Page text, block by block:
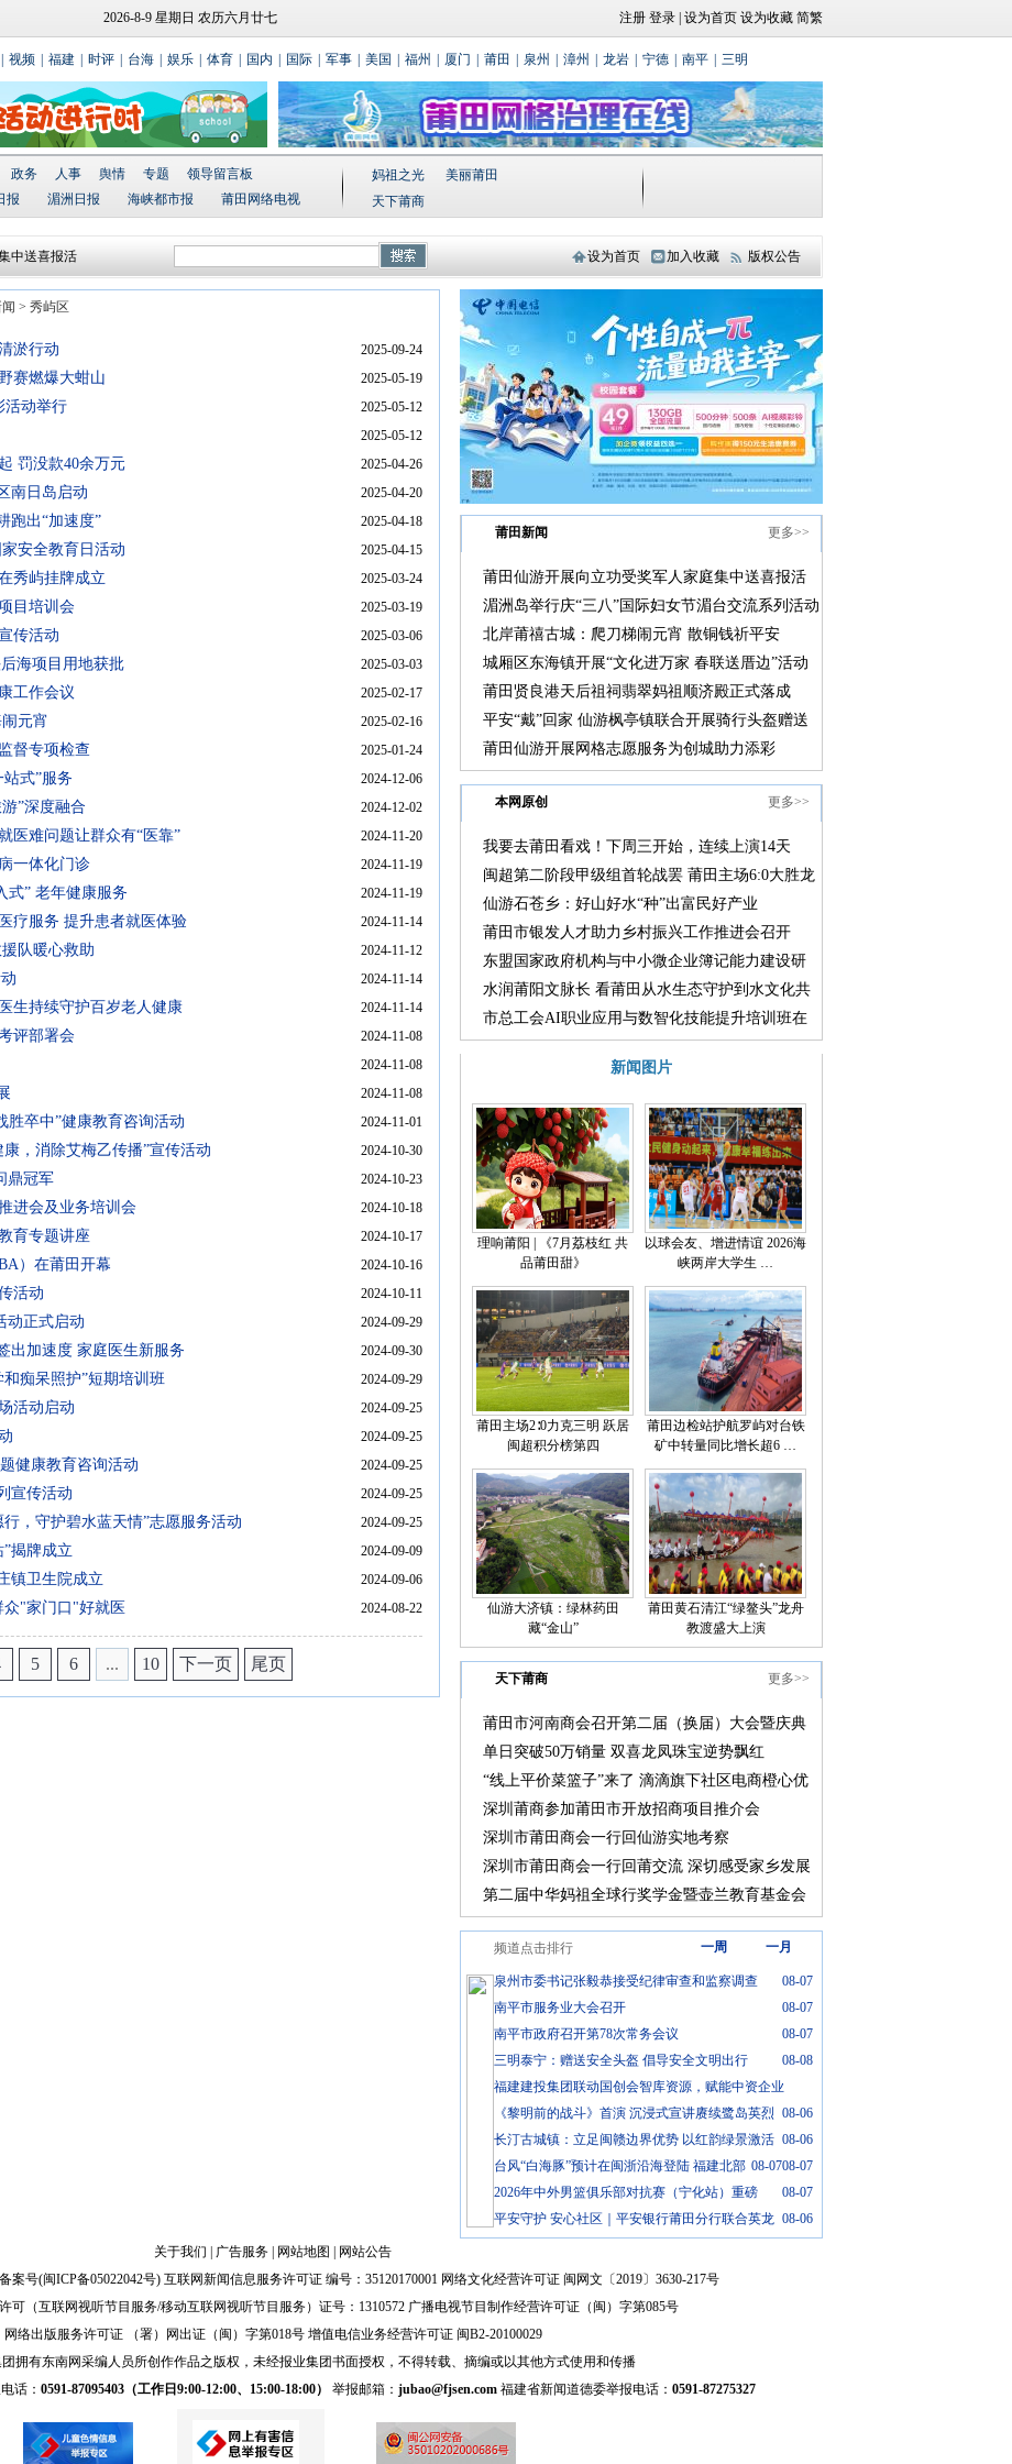
2026-8-9 星期日 农历六月廿七 注册 登录 设为首页 设为收藏 简繁
视频 福建 时评 台海 娱乐 体育 国内 国际 军事 美国 福州 厦门 莆田 泉州 漳州 龙岩 宁德 南平 三明
政务 人事 舆情 专题
领导留言板
报
湄洲日报 海峡都市报 莆田网络电视
妈祖之光
美丽莆田
天下莆商
交流系列活
祈平安
厝边”活动
正式落成
版权公告
加入收藏
设为首页
> 秀屿区
2025-09-24
淤行动
2025-05-19
赛燃爆大蚶山
2025-05-12
活动举行
2025-05-12
2025-04-26
罚没款40余万元
2025-04-20
南日岛启动
2025-04-18
跑出“加速度”
2025-04-15
安全教育日活动
2025-03-24
秀屿挂牌成立
2025-03-19
目培训会
2025-03-06
传活动
2025-03-03
海项目用地获批
2025-02-17
工作会议
2025-02-16
元宵
2025-01-24
督专项检查
2024-12-06
式”服务
2024-12-02
”深度融合
2024-11-20
医难问题让群众有“医靠”
2024-11-19
一体化门诊
2024-11-19
式” 老年健康服务
2024-11-14
疗服务 提升患者就医体验
2024-11-12
队暖心救助
2024-11-14
2024-11-14
生持续守护百岁老人健康
2024-11-08
评部署会
2024-11-08
2024-11-08
2024-11-01
胜卒中”健康教育咨询活动
2024-10-30
，消除艾梅乙传播”宣传活动
2024-10-23
鼎冠军
2024-10-18
进会及业务培训会
2024-10-17
育专题讲座
2024-10-16
）在莆田开幕
2024-10-11
活动
2024-09-29
动正式启动
2024-09-30
出加速度 家庭医生新服务
2024-09-29
痴呆照护”短期培训班
2024-09-25
活动启动
2024-09-25
2024-09-25
健康教育咨询活动
2024-09-25
宣传活动
2024-09-25
，守护碧水蓝天情”志愿服务活动
2024-09-09
揭牌成立
2024-09-06
镇卫生院成立
2024-08-22
"家门口"好就医
5 6 ... 10 下一页 尾页
更多>>
莆田新闻
莆田仙游开展向立功受奖军人家庭集中送喜报活
动
湄洲岛举行庆“三八”国际妇女节湄台交流系列活动
北岸莆禧古城：爬刀梯闹元宵 散铜钱祈平安
城厢区东海镇开展“文化进万家 春联送厝边”活动
莆田贤良港天后祖祠翡翠妈祖顺济殿正式落成
平安“戴”回家 仙游枫亭镇联合开展骑行头盔赠送
活动
莆田仙游开展网格志愿服务为创城助力添彩
更多>>
本网原创
我要去莆田看戏！下周三开始，连续上演14天
闽超第二阶段甲级组首轮战罢 莆田主场6:0大胜龙
岩
仙游石苍乡：好山好水“种”出富民好产业
莆田市银发人才助力乡村振兴工作推进会召开
东盟国家政府机构与中小微企业簿记能力建设研
修班走进木兰溪治理展示馆
水润莆阳文脉长 看莆田从水生态守护到水文化共
兴的融合实践
市总工会AI职业应用与数智化技能提升培训班在
新闻图片
理响莆阳 | 《7月荔枝红 共
品莆田甜》
以球会友、增进情谊 2026海
峡两岸大学生 …
莆田主场2∶0力克三明 跃居
闽超积分榜第四
莆田边检站护航罗屿对台铁
矿中转量同比增长超6 …
仙游大济镇：绿林药田
藏“金山”
莆田黄石清江“绿鳌头”龙舟
教渡盛大上演
更多>>
天下莆商
莆田市河南商会召开第二届（换届）大会暨庆典
大会
单日突破50万销量 双喜龙凤珠宝逆势飘红
“线上平价菜篮子”来了 滴滴旗下社区电商橙心优
选在莆田上线
深圳莆商参加莆田市开放招商项目推介会
深圳市莆田商会一行回仙游实地考察
深圳市莆田商会一行回莆交流 深切感受家乡发展
变化
第二届中华妈祖全球行奖学金暨壶兰教育基金会
频道点击排行 一周 一月
泉州市委书记张毅恭接受纪律审查和监察调查
08-07
南平市服务业大会召开
08-07
南平市政府召开第78次常务会议
08-07
三明泰宁：赠送安全头盔 倡导安全文明出行
08-08
福建建投集团联动国创会智库资源，赋能中资企业
08-06
《黎明前的战斗》首演 沉浸式宣讲赓续鹭岛英烈
08-06
长汀古城镇：立足闽赣边界优势 以红韵绿景激活
08-07
台风“白海豚”预计在闽浙沿海登陆 福建北部 08-07
2026年中外男篮俱乐部对抗赛（宁化站）重磅
08-07
平安守护 安心社区｜平安银行莆田分行联合英龙 08-06
关于我们 广告服务 网站地图
网站公告
案号(闽ICP备05022042号) 互联网新闻信息服务许可证 编号：35120170001 网络文化经营许可证 闽网文〔2019〕3630-217号
可（互联网视听节目服务/移动互联网视听节目服务）证号：1310572 广播电视节目制作经营许可证（闽）字第085号
网络出版服务许可证 （署）网出证（闽）字第018号 增值电信业务经营许可证 闽B2-20100029
拥有东南网采编人员所创作作品之版权，未经报业集团书面授权，不得转载、摘编或以其他方式使用和传播
话： 0591-87095403（工作日9:00-12:00、15:00-18:00） 举报邮箱： jubao@fjsen.com 福建省新闻道德委举报电话： 0591-87275327